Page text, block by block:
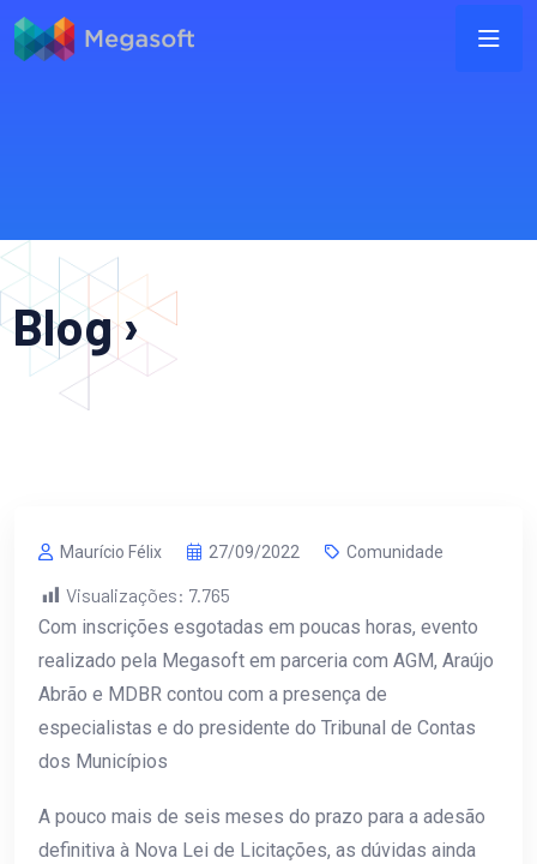
Blog ›
Maurício Félix 27/09/2022 Comunidade
Visualizações: 7.765
Com inscrições esgotadas em poucas horas, evento
realizado pela Megasoft em parceria com AGM, Araújo
Abrão e MDBR contou com a presença de
especialistas e do presidente do Tribunal de Contas
dos Municípios
A pouco mais de seis meses do prazo para a adesão
definitiva à Nova Lei de Licitações, as dúvidas ainda